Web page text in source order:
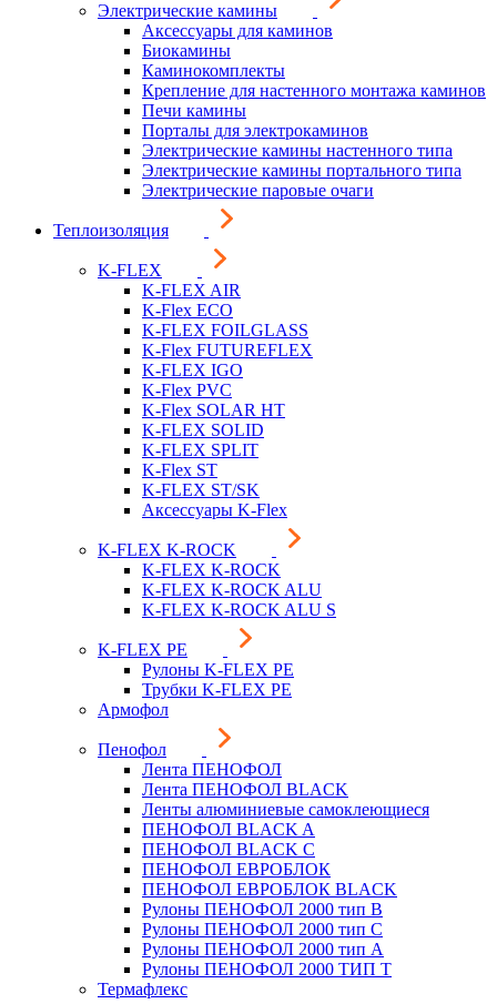
Электрические камины
Аксессуары для каминов
Биокамины
Каминокомплекты
Крепление для настенного монтажа каминов
Печи камины
Порталы для электрокаминов
Электрические камины настенного типа
Электрические камины портального типа
Электрические паровые очаги
Теплоизоляция
K-FLEX
K-FLEX AIR
K-Flex ECO
K-FLEX FOILGLASS
K-Flex FUTUREFLEX
K-FLEX IGO
K-Flex PVC
K-Flex SOLAR HT
K-FLEX SOLID
K-FLEX SPLIT
K-Flex ST
K-FLEX ST/SK
Аксессуары K-Flex
K-FLEX K-ROCK
K-FLEX K-ROCK
K-FLEX K-ROCK ALU
K-FLEX K-ROCK ALU S
K-FLEX PE
Рулоны K-FLEX PE
Трубки K-FLEX PE
Армофол
Пенофол
Лента ПЕНОФОЛ
Лента ПЕНОФОЛ BLACK
Ленты алюминиевые самоклеющиеся
ПЕНОФОЛ BLACK A
ПЕНОФОЛ BLACK С
ПЕНОФОЛ ЕВРОБЛОК
ПЕНОФОЛ ЕВРОБЛОК BLACK
Рулоны ПЕНОФОЛ 2000 тип B
Рулоны ПЕНОФОЛ 2000 тип C
Рулоны ПЕНОФОЛ 2000 тип А
Рулоны ПЕНОФОЛ 2000 ТИП Т
Термафлекс